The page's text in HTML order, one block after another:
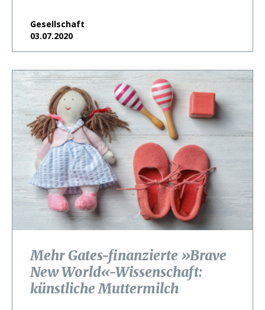
Gesellschaft
03.07.2020
Mehr Gates-finanzierte »Brave
New World«-Wissenschaft:
künstliche Muttermilch